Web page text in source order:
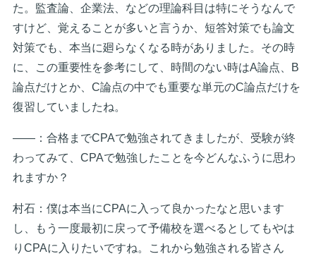
た。監査論、企業法、などの理論科目は特にそうなんで
すけど、覚えることが多いと言うか、短答対策でも論文
対策でも、本当に廻らなくなる時がありました。その時
に、この重要性を参考にして、時間のない時はA論点、B
論点だけとか、C論点の中でも重要な単元のC論点だけを
復習していましたね。
――：合格までCPAで勉強されてきましたが、受験が終
わってみて、CPAで勉強したことを今どんなふうに思わ
れますか？
村石：僕は本当にCPAに入って良かったなと思います
し、もう一度最初に戻って予備校を選べるとしてもやは
りCPAに入りたいですね。これから勉強される皆さん